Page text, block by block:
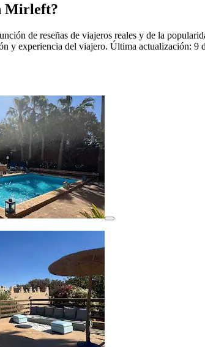
Mirleft?
de reseñas de viajeros reales y de la
y experiencia del viajero. Última actualización: 9